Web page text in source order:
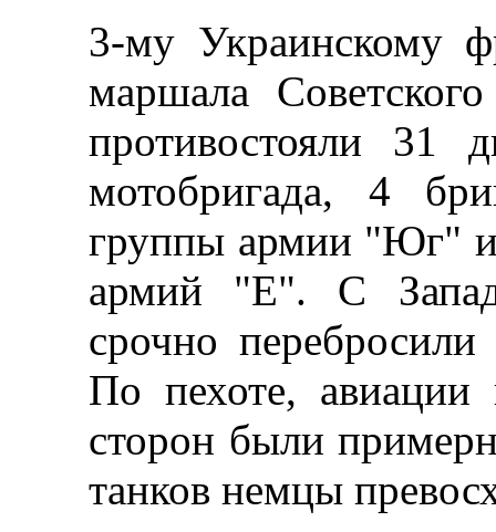
3-му Украинскому
маршала
противостояли 31
мотобригада, 4
группы армии "Юг" и
армий "Е". С
срочно
По пехоте,
сторон были
танков немцы